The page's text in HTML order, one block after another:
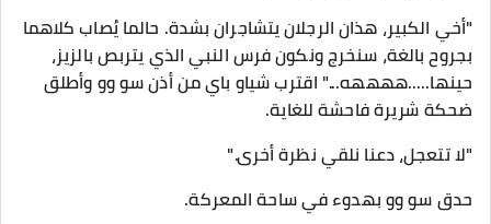
"أخي الكبير، هذان الرجلان يتشاجران بشدة. حالما يُصاب كلاهما
بجروح بالغة، سنخرج ونكون فرس النبي الذي يتربص بالزيز،
حينها.....ههههه..." اقترب شياو باي من أذن سو وو وأطلق
ضحكة شريرة فاحشة للغاية.
"لا تتعجل، دعنا نلقي نظرة أخرى."
حدق سو وو بهدوء في ساحة المعركة.